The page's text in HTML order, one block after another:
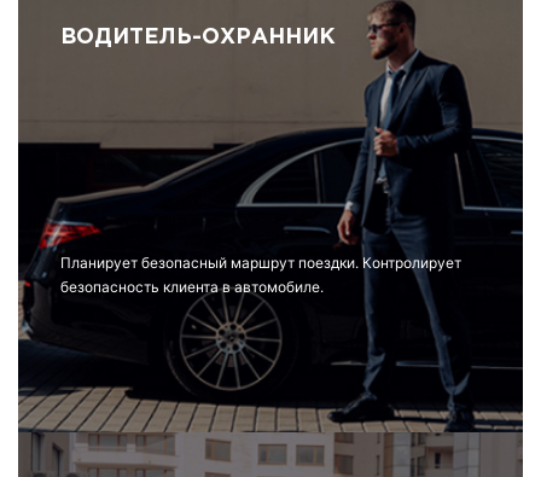
ВОДИТЕЛЬ-ОХРАННИК
Планирует безопасный маршрут поездки. Контролирует
безопасность клиента в автомобиле.